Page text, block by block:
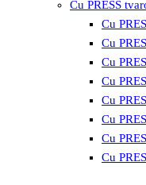
Cu PRESS
Cu
Cu
Cu
Cu
Cu
Cu
Cu
Cu